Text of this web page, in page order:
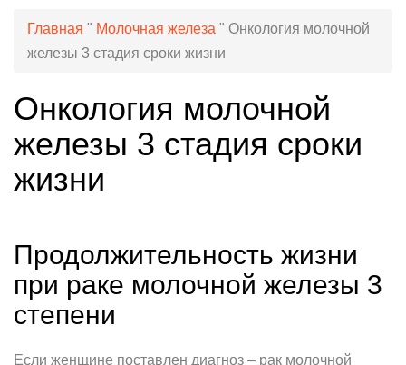
Главная " Молочная железа " Онкология молочной
железы 3 стадия сроки жизни
Онкология молочной
железы 3 стадия сроки
жизни
Продолжительность жизни
при раке молочной железы 3
степени
Если женщине поставлен диагноз – рак молочной